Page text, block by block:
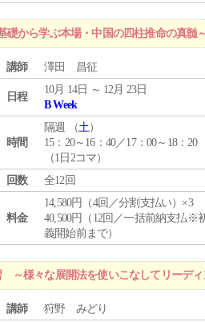
から学ぶ本場・中国の四柱推命の真髄
講師 澤田 昌征
日程
10月 14日 ～ 12月 23日
B Week
時間
隔週 （土）
15：20～16：40／17：00～18：20
（1日2コマ）
回数
全12回
料金
14,580円（4回／分割支払い）×3
40,500円（12回／一括前納支払※
義開始前まで）
様々な展開法を使いこなしてリーディ
講師 狩野 みどり